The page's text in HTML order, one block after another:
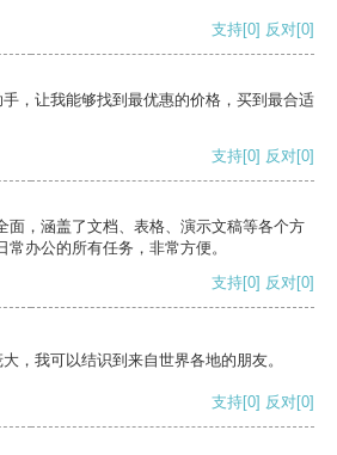
支持[0] 反对[0]
，让我能够找到最优惠的价格，买到最合适
支持[0] 反对[0]
面，涵盖了文档、表格、演示文稿等各个方
办公的所有任务，非常方便。
支持[0] 反对[0]
，我可以结识到来自世界各地的朋友。
支持[0] 反对[0]